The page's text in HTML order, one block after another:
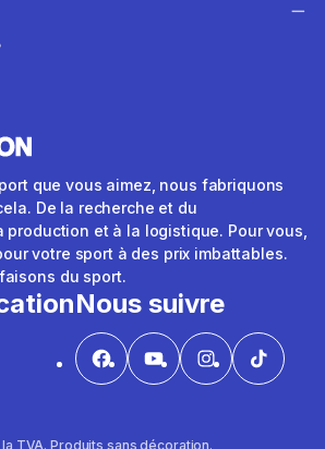
que vous aimez, nous fabriquons
De la recherche et du
production et à la logistique. Pour vous,
votre sport à des prix imbattables.
faisons du sport.
Nous suivre
TVA. Produits sans décoration.